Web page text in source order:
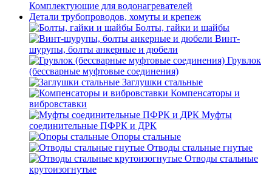
Комплектующие для водонагревателей
Детали трубопроводов, хомуты и крепеж
Болты, гайки и шайбы
Винт-
шурупы, болты анкерные и дюбели
Грувлок
(бессварные муфтовые соединения)
Заглушки стальные
Компенсаторы и
вибровставки
Муфты
соединительные ПФРК и ДРК
Опоры стальные
Отводы стальные гнутые
Отводы стальные
крутоизогнутые